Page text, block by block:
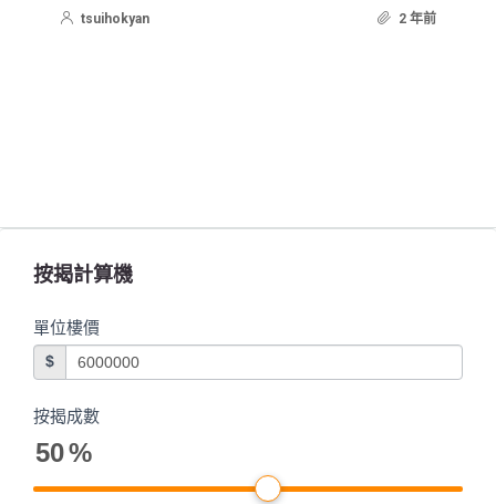
tsuihokyan 2 年前
按揭計算機
單位樓價
$
按揭成數
50%